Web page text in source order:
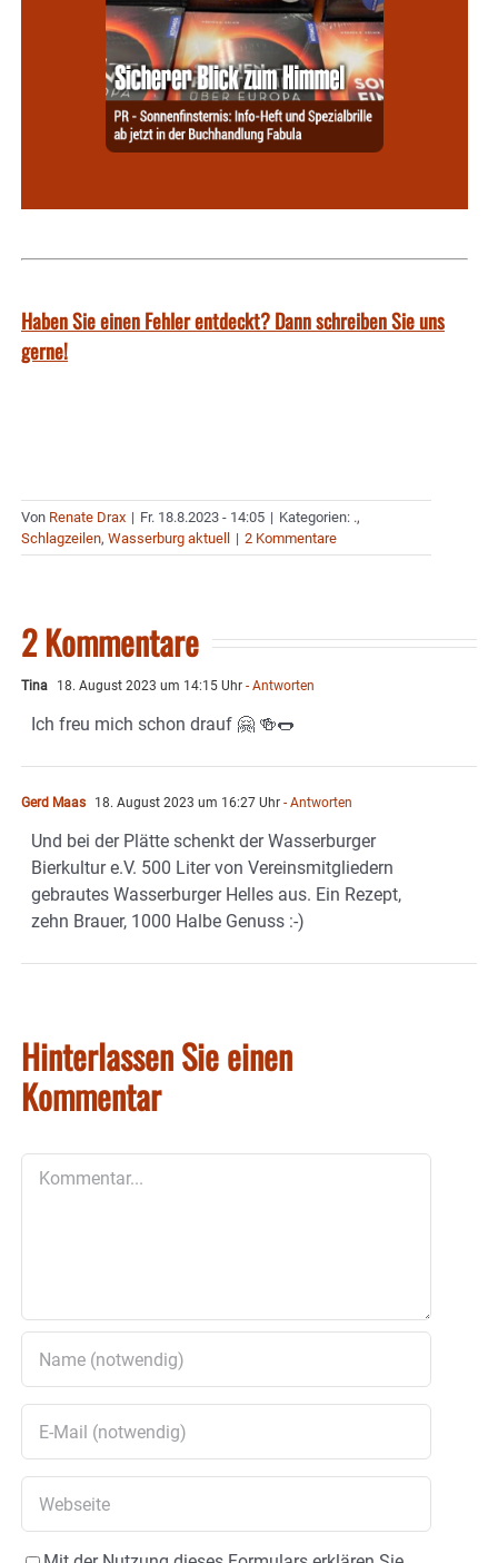
Haben Sie einen Fehler entdeckt? Dann schreiben Sie uns
gerne!
Von Renate Drax | Fr. 18.8.2023 - 14:05 | Kategorien: .,
Schlagzeilen, Wasserburg aktuell | 2 Kommentare
2 Kommentare
Tina 18. August 2023 um 14:15 Uhr - Antworten
Ich freu mich schon drauf 🤗 🍻🌭
Gerd Maas 18. August 2023 um 16:27 Uhr - Antworten
Und bei der Plätte schenkt der Wasserburger
Bierkultur e.V. 500 Liter von Vereinsmitgliedern
gebrautes Wasserburger Helles aus. Ein Rezept,
zehn Brauer, 1000 Halbe Genuss :-)
Hinterlassen Sie einen
Kommentar